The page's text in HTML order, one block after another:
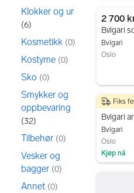
Klokker og ur
(6)
Kosmetikk (0)
Kostyme (0)
Sko (0)
Smykker og
oppbevaring
(32)
Tilbehør (0)
Vesker og
bagger (0)
Annet (0)
2 700
Bvlgari
Bvlgari
Oslo
20 000
Bvlgari
Oslo
Kjøp nå
Fiks